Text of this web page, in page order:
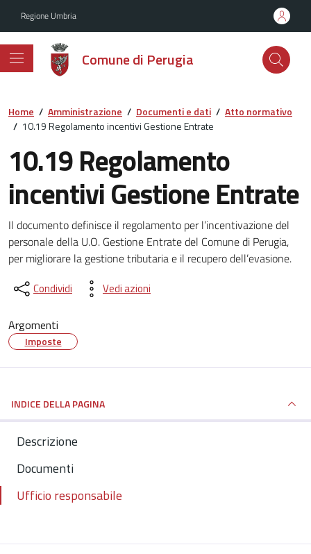
Regione Umbria
Comune di Perugia
Home / Amministrazione / Documenti e dati / Atto normativo
/ 10.19 Regolamento incentivi Gestione Entrate
10.19 Regolamento
incentivi Gestione Entrate
Dettagli del documento
Il documento definisce il regolamento per l’incentivazione del
personale della U.O. Gestione Entrate del Comune di Perugia,
per migliorare la gestione tributaria e il recupero dell’evasione.
Condividi Vedi azioni
Argomenti
Imposte
INDICE DELLA PAGINA
Descrizione
Documenti
Ufficio responsabile